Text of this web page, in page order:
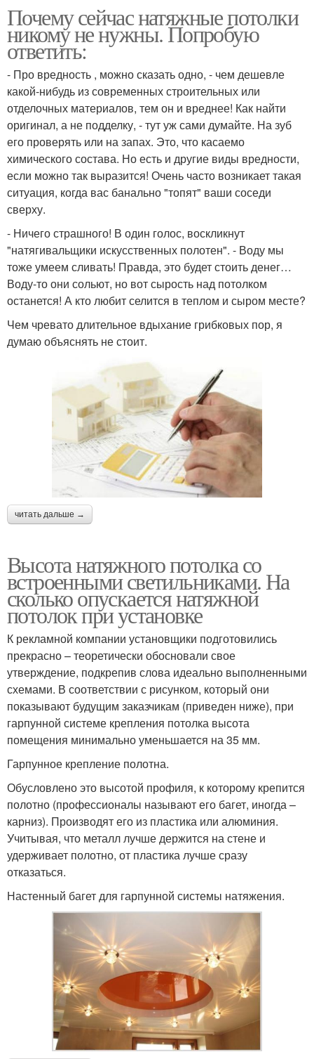
Почему сейчас натяжные потолки
никому не нужны. Попробую
ответить:
- Про вредность , можно сказать одно, - чем дешевле
какой-нибудь из современных строительных или
отделочных материалов, тем он и вреднее! Как найти
оригинал, а не подделку, - тут уж сами думайте. На зуб
его проверять или на запах. Это, что касаемо
химического состава. Но есть и другие виды вредности,
если можно так выразится! Очень часто возникает такая
ситуация, когда вас банально "топят" ваши соседи
сверху.
- Ничего страшного! В один голос, воскликнут
"натягивальщики искусственных полотен". - Воду мы
тоже умеем сливать! Правда, это будет стоить денег…
Воду-то они сольют, но вот сырость над потолком
останется! А кто любит селится в теплом и сыром месте?
Чем чревато длительное вдыхание грибковых пор, я
думаю объяснять не стоит.
читать дальше →
Высота натяжного потолка со
встроенными светильниками. На
сколько опускается натяжной
потолок при установке
К рекламной компании установщики подготовились
прекрасно – теоретически обосновали свое
утверждение, подкрепив слова идеально выполненными
схемами. В соответствии с рисунком, который они
показывают будущим заказчикам (приведен ниже), при
гарпунной системе крепления потолка высота
помещения минимально уменьшается на 35 мм.
Гарпунное крепление полотна.
Обусловлено это высотой профиля, к которому крепится
полотно (профессионалы называют его багет, иногда –
карниз). Производят его из пластика или алюминия.
Учитывая, что металл лучше держится на стене и
удерживает полотно, от пластика лучше сразу
отказаться.
Настенный багет для гарпунной системы натяжения.